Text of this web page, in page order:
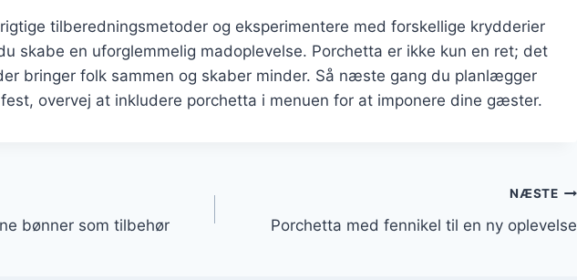
tilberedningsmetoder og eksperimentere med forskellige krydderier
skabe en uforglemmelig madoplevelse. Porchetta er ikke kun en ret; det
bringer folk sammen og skaber minder. Så næste gang du planlægger
overvej at inkludere porchetta i menuen for at imponere dine gæster.
bønner som tilbehør
NÆSTE
Porchetta med fennikel til en ny oplevelse